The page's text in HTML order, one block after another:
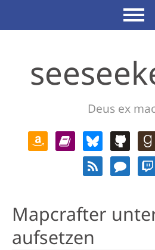
Deus ex
Mapcrafter
aufsetzen